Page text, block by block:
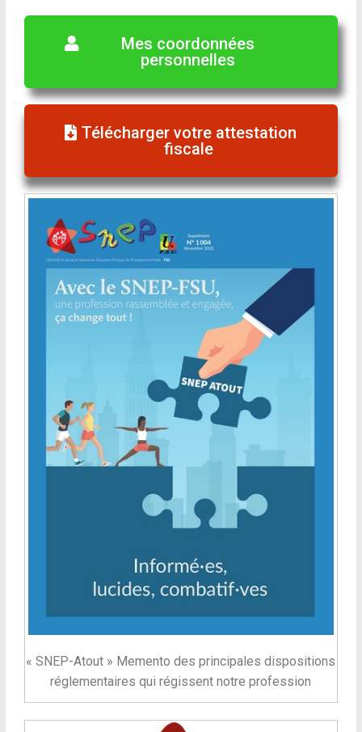
Mes coordonnées
personnelles
Télécharger votre attestation
fiscale
« SNEP-Atout » Memento des principales dispositions
réglementaires qui régissent notre profession